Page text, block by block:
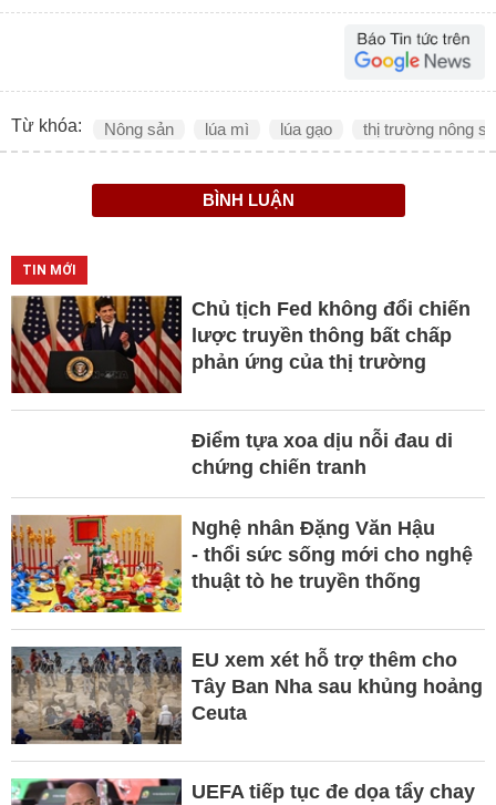
Từ khóa: Nông sản lúa mì lúa gạo thị trường nông
BÌNH LUẬN
TIN MỚI
Chủ tịch Fed không đổi chiến
lược truyền thông bất chấp
phản ứng của thị trường
Điểm tựa xoa dịu nỗi đau di
chứng chiến tranh
Nghệ nhân Đặng Văn Hậu
- thổi sức sống mới cho nghệ
thuật tò he truyền thống
EU xem xét hỗ trợ thêm cho
Tây Ban Nha sau khủng hoảng
Ceuta
UEFA tiếp tục đe dọa tẩy chay